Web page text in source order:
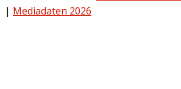
| Mediadaten 2026